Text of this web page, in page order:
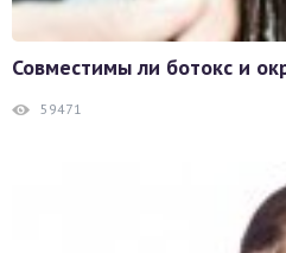
Совместимы ли ботокс и
59471